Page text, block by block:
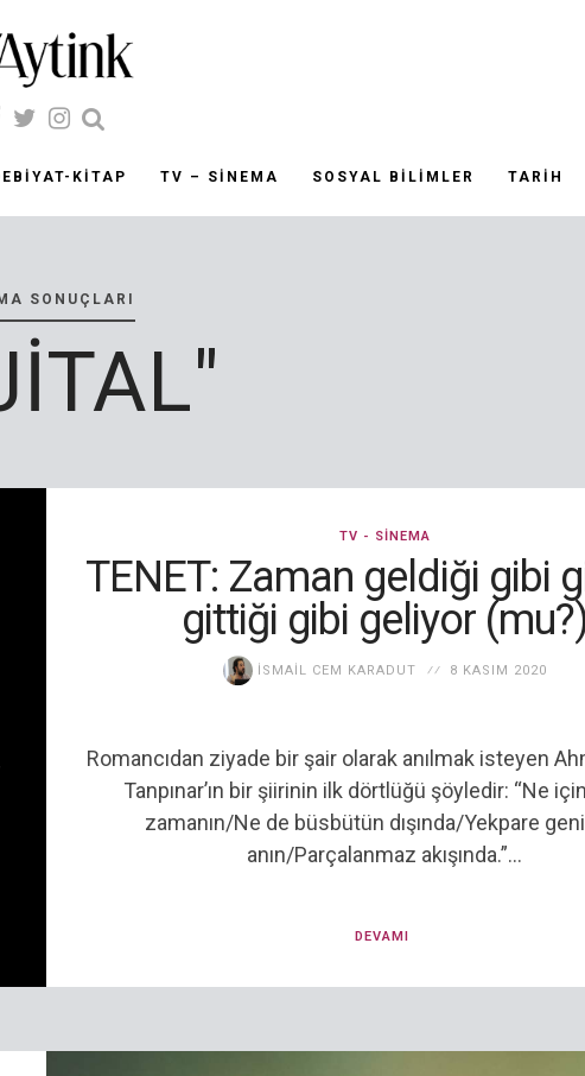
KITAP TV – SINEMA SOSYAL BILIMLER TARIH
SONUÇLARI
TV - SINEMA
TENET: Zaman geldiği gibi
gittiği gibi geliyor
İSMAIL CEM KARADUT 8 KASIM 2020
Romancıdan ziyade bir şair olarak anılmak isteyen
Tanpınar’ın bir şiirinin ilk dörtlüğü şöyledir: “Ne
zamanın/Ne de büsbütün dışında/Yekpare
anın/Parçalanmaz akışında.”...
DEVAMI